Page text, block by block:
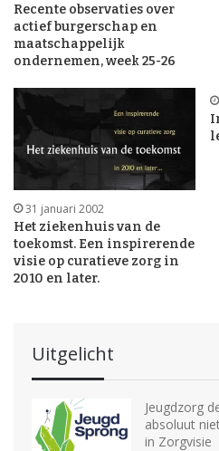
Recente observaties over
actief burgerschap en
maatschappelijk
ondernemen, week 25-26
31 januari 2002
Het ziekenhuis van de
toekomst. Een inspirerende
visie op curatieve zorg in
2010 en later.
Uitgelicht
Jeugdzorg
absoluut
in Zorgvisie